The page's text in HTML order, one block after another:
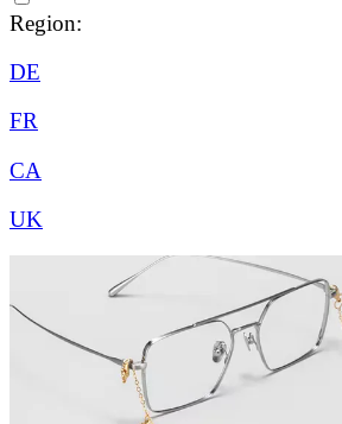
Region:
DE
FR
CA
UK